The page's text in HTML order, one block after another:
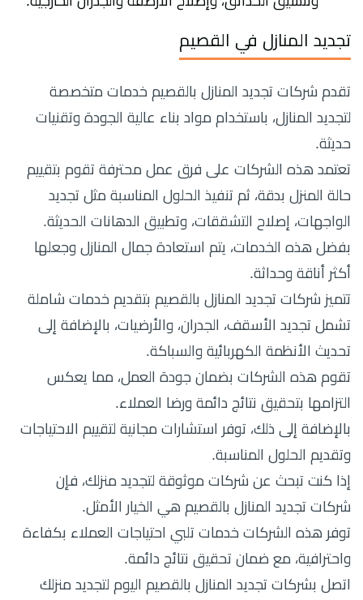
تجديد المنازل في القصيم
تقدم شركات تجديد المنازل بالقصيم خدمات متخصصة
لتجديد المنازل، باستخدام مواد بناء عالية الجودة وتقنيات
حديثة.
تعتمد هذه الشركات على فرق عمل محترفة تقوم بتقييم
حالة المنزل بدقة، ثم تنفيذ الحلول المناسبة مثل تجديد
الواجهات، إصلاح التشققات، وتطبيق الدهانات الحديثة.
بفضل هذه الخدمات، يتم استعادة جمال المنازل وجعلها
أكثر أناقة وحداثة.
تتميز شركات تجديد المنازل بالقصيم بتقديم خدمات شاملة
تشمل تجديد الأسقف، الجدران، والأرضيات، بالإضافة إلى
تحديث الأنظمة الكهربائية والسباكة.
تقوم هذه الشركات بضمان جودة العمل، مما يعكس
التزامها بتحقيق نتائج دائمة ورضا العملاء.
بالإضافة إلى ذلك، توفر استشارات مجانية لتقييم الاحتياجات
وتقديم الحلول المناسبة.
إذا كنت تبحث عن شركات موثوقة لتجديد منزلك، فإن
شركات تجديد المنازل بالقصيم هي الخيار الأمثل.
توفر هذه الشركات خدمات تلبي احتياجات العملاء بكفاءة
واحترافية، مع ضمان تحقيق نتائج دائمة.
اتصل بشركات تجديد المنازل بالقصيم اليوم لتجديد منزلك